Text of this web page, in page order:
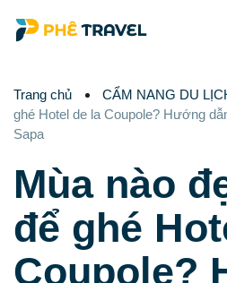
Trang chủ CẨM NANG DU
ghé Hotel de la Coupole? Hướng
Sapa
Mùa nào
để ghé
Coupole?